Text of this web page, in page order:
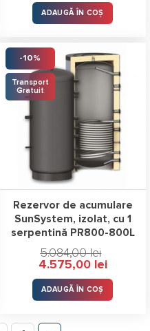
din 5
ADAUGĂ ÎN COȘ
-10%
Transport
Gratuit
Rezervor de acumulare
SunSystem, izolat, cu 1
serpentină PR800-800L
5.084,00lei
Prețul
a
fost:
5.084,00 lei.
4.575,00 leiPrețul
este:
ADAUGĂ ÎN COȘ